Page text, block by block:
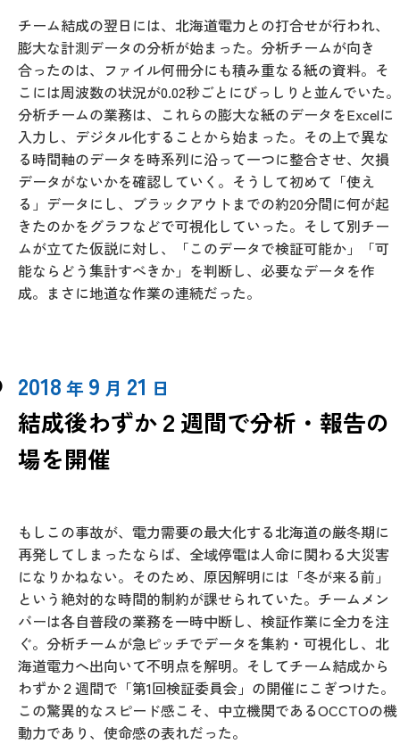
チーム結成の翌日には、北海道電力との打合せが行われ、
膨大な計測データの分析が始まった。分析チームが向き
合ったのは、ファイル何冊分にも積み重なる紙の資料。そ
こには周波数の状況が0.02秒ごとにびっしりと並んでいた。
分析チームの業務は、これらの膨大な紙のデータをExcelに
入力し、デジタル化することから始まった。その上で異な
る時間軸のデータを時系列に沿って一つに整合させ、欠損
データがないかを確認していく。そうして初めて「使え
る」データにし、ブラックアウトまでの約20分間に何が起
きたのかをグラフなどで可視化していった。そして別チー
ムが立てた仮説に対し、「このデータで検証可能か」「可
能ならどう集計すべきか」を判断し、必要なデータを作
成。まさに地道な作業の連続だった。
2018 年 9 月 21 日
結成後わずか２週間で分析・報告の
場を開催
もしこの事故が、電力需要の最大化する北海道の厳冬期に
再発してしまったならば、全域停電は人命に関わる大災害
になりかねない。そのため、原因解明には「冬が来る前」
という絶対的な時間的制約が課せられていた。チームメン
バーは各自普段の業務を一時中断し、検証作業に全力を注
ぐ。分析チームが急ピッチでデータを集約・可視化し、北
海道電力へ出向いて不明点を解明。そしてチーム結成から
わずか２週間で「第1回検証委員会」の開催にこぎつけた。
この驚異的なスピード感こそ、中立機関であるOCCTOの機
動力であり、使命感の表れだった。